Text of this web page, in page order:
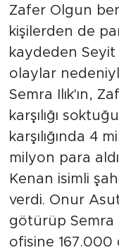
Zafer Olgun
kişilerden de
kaydeden
olaylar
Semra Ilık'ın,
karşılığı
karşılığında 4
milyon para
Kenan isimli
verdi. Onur
götürüp Semra
ofisine 167.000